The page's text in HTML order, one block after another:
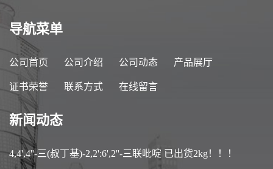
导航菜单
公司首页 公司介绍 公司动态 产品展厅
证书荣誉 联系方式 在线留言
新闻动态
4,4',4''-三(叔丁基)-2,2':6',2''-三联吡啶 已出货2kg！！！